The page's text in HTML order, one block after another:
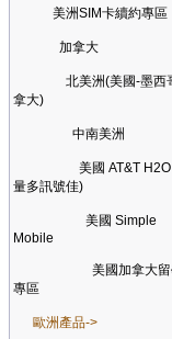
美洲SIM卡續約專區
加拿大
北美洲(美國-墨西
拿大)
中南美洲
美國 AT&T
量多訊號佳)
美國 Simple
Mobile
美國加拿大
專區
歐洲產品->